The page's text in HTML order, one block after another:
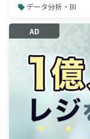
データ分析・BI
AD